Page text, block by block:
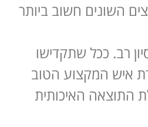
השונים חשוב ביותר
רב. ככל שתקדישו
איש המקצוע הטוב
התוצאה האיכותית